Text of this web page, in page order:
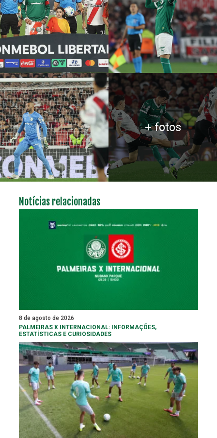
+ fotos
Notícias relacionadas
8 de agosto de 2026
PALMEIRAS X INTERNACIONAL: INFORMAÇÕES,
ESTATÍSTICAS E CURIOSIDADES